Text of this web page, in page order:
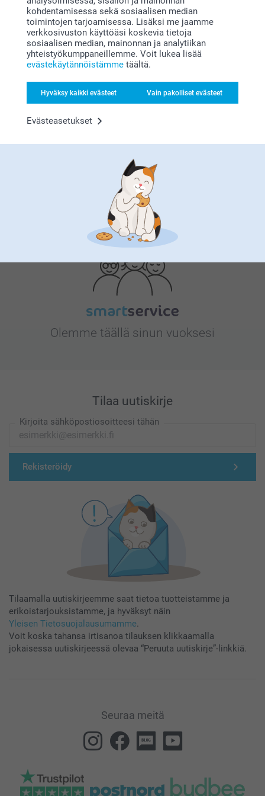
kohdentamisessa sekä sosiaalisen median
toimintojen tarjoamisessa. Lisäksi me jaamme
verkkosivuston käyttöäsi koskevia tietoja
sosiaalisen median, mainonnan ja analytiikan
yhteistyökumppaneillemme. Voit lukea lisää
evästekäytännöistämme täältä.
Hyväksy kaikki evästeet Vain pakolliset evästeet
Evästeasetukset
Tyytyväisyystakuu
Bonusta kaikista tilauksista
Etsitkö inspiraatiota?
Olemme täällä sinun vuoksesi
Tilaa uutiskirje
Kirjoita sähköpostiosoitteesi tähän
Rekisteröidy
Tilaamalla uutiskirjeemme saat tietoa tuotteistamme ja
erikoistarjouksistamme, ja hyväksyt näin
Yleisen Tietosuojalausumamme.
Voit koska tahansa irtisanoa tilauksen klikkaamalla
jokaisessa uutiskirjeessä olevaa “Peruuta uutiskirje”-linkkiä.
Seuraa meitä